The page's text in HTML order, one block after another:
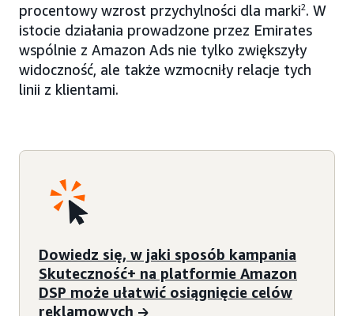
procentowy wzrost przychylności dla marki2. W
istocie działania prowadzone przez Emirates
wspólnie z Amazon Ads nie tylko zwiększyły
widoczność, ale także wzmocniły relacje tych
linii z klientami.
Dowiedz się, w jaki sposób kampania
Skuteczność+ na platformie Amazon
DSP może ułatwić osiągnięcie celów
reklamowych